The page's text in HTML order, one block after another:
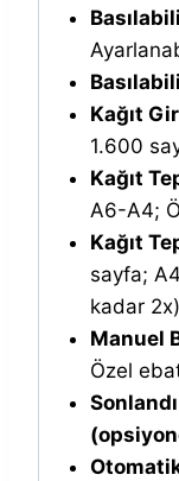
Kağıt
1.600
Kağıt
A6-A4;
Kağıt
sayfa;
kadar 2x)
Manuel
Özel